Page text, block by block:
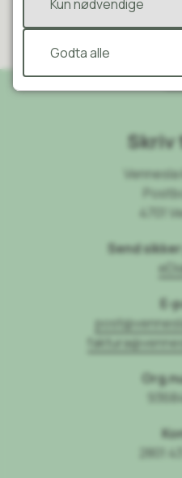
Skriv
4701
Send
E-
2801
Kun nødvendige
Godta alle